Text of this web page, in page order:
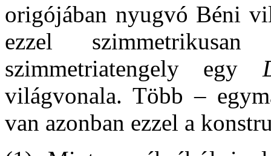
origójában nyugvó Béni
ezzel
szimmetriatengely egy
világvonala. Több –
van azonban ezzel a